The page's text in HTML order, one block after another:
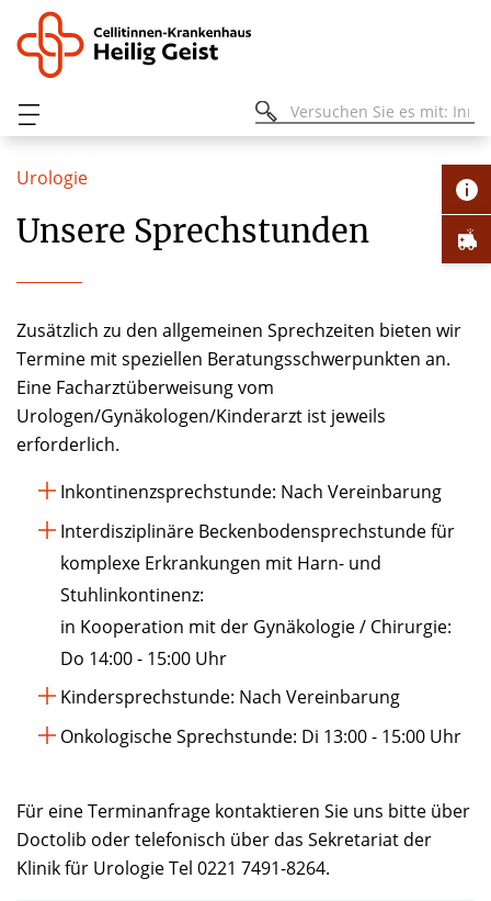
Urologie
Unsere Sprechstunden
Zusätzlich zu den allgemeinen Sprechzeiten bieten wir
Termine mit speziellen Beratungsschwerpunkten an.
Eine Facharztüberweisung vom
Urologen/Gynäkologen/Kinderarzt ist jeweils
erforderlich.
Inkontinenzsprechstunde: Nach Vereinbarung
Interdisziplinäre Beckenbodensprechstunde für
komplexe Erkrankungen mit Harn- und
Stuhlinkontinenz:
in Kooperation mit der Gynäkologie / Chirurgie:
Do 14:00 - 15:00 Uhr
Kindersprechstunde: Nach Vereinbarung
Onkologische Sprechstunde: Di 13:00 - 15:00 Uhr
Für eine Terminanfrage kontaktieren Sie uns bitte über
Doctolib oder telefonisch über das Sekretariat der
Klinik für Urologie Tel 0221 7491-8264.